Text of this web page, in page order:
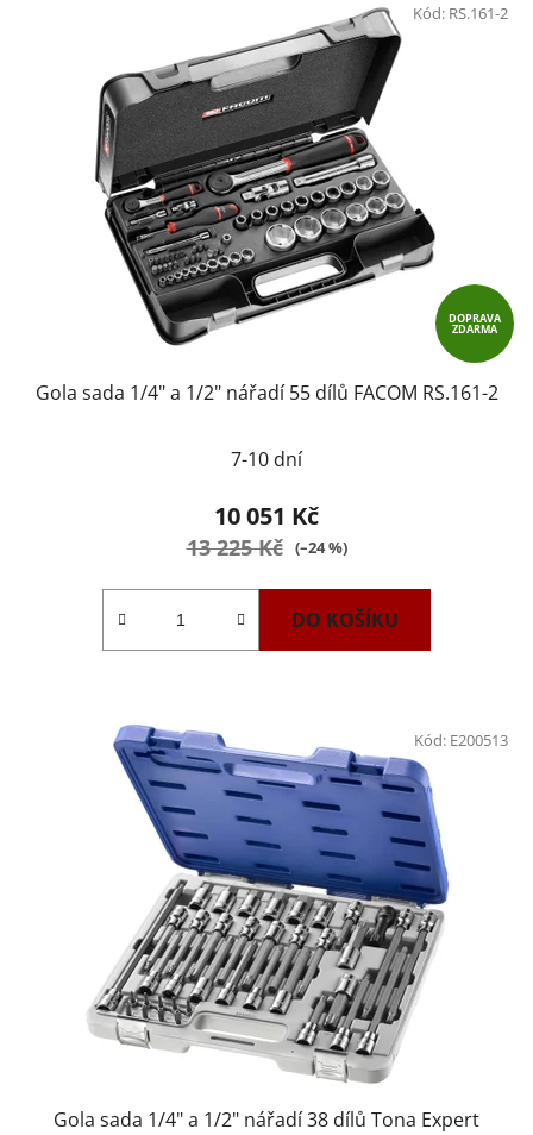
DOPRAVA
ZDARMA
Gola sada 1/4" a 1/2" nářadí 55 dílů FACOM RS.161-2
7-10 dní
10 051 Kč
13 225 Kč (–24 %)
DO KOŠÍKU
Kód: RS.161-2
Gola sada 1/4" a 1/2" nářadí 38 dílů Tona Expert
Kód: E200513